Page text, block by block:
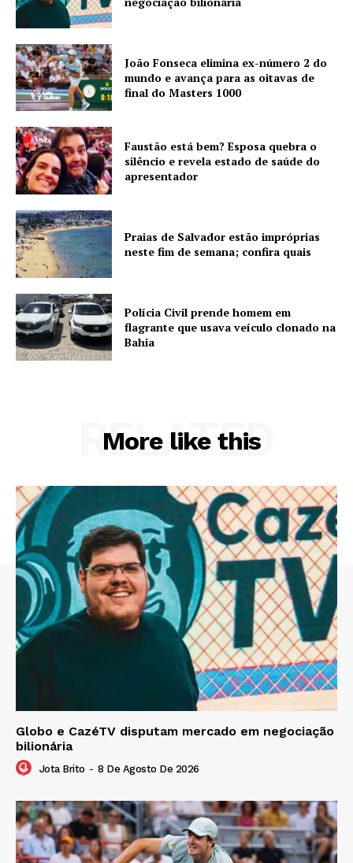
João Fonseca elimina ex-número 2 do
mundo e avança para as oitavas de
final do Masters 1000
Faustão está bem? Esposa quebra o
silêncio e revela estado de saúde do
apresentador
Praias de Salvador estão impróprias
neste fim de semana; confira quais
Polícia Civil prende homem em
flagrante que usava veículo clonado na
Bahia
More like this
RELATED
Globo e CazéTV disputam mercado em negociação
bilionária
Jota Brito - 8 De Agosto De 2026